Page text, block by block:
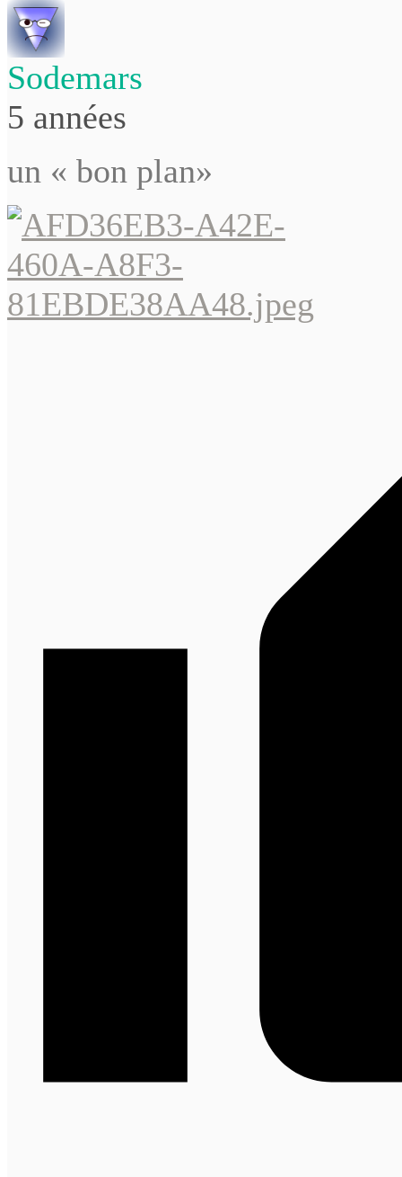
Sodemars
5 années
un « bon plan»